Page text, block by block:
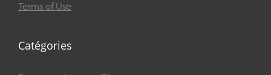
Terms of Use
Catégories